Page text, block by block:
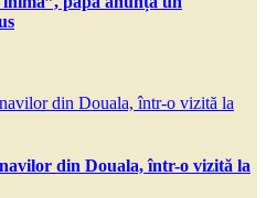
din Douala, într-o vizită la